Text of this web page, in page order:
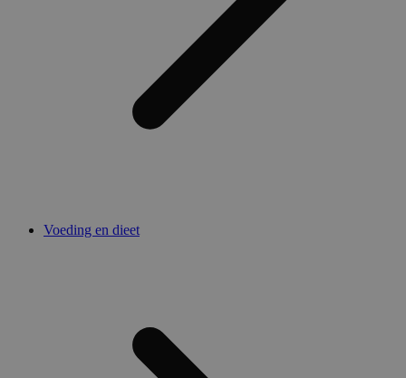
Voeding en dieet